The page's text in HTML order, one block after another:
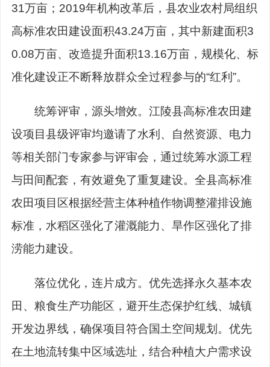
31万亩；2019年机构改革后，县农业农村局组织
高标准农田建设面积43.24万亩，其中新建面积3
0.08万亩、改造提升面积13.16万亩，规模化、标
准化建设正不断释放群众全过程参与的“红利”。
统筹评审，源头增效。江陵县高标准农田建
设项目县级评审均邀请了水利、自然资源、电力
等相关部门专家参与评审会，通过统筹水源工程
与田间配套，有效避免了重复建设。全县高标准
农田项目区根据经营主体种植作物调整灌排设施
标准，水稻区强化了灌溉能力、旱作区强化了排
涝能力建设。
落位优化，连片成方。优先选择永久基本农
田、粮食生产功能区，避开生态保护红线、城镇
开发边界线，确保项目符合国土空间规划。优先
在土地流转集中区域选址，结合种植大户需求设